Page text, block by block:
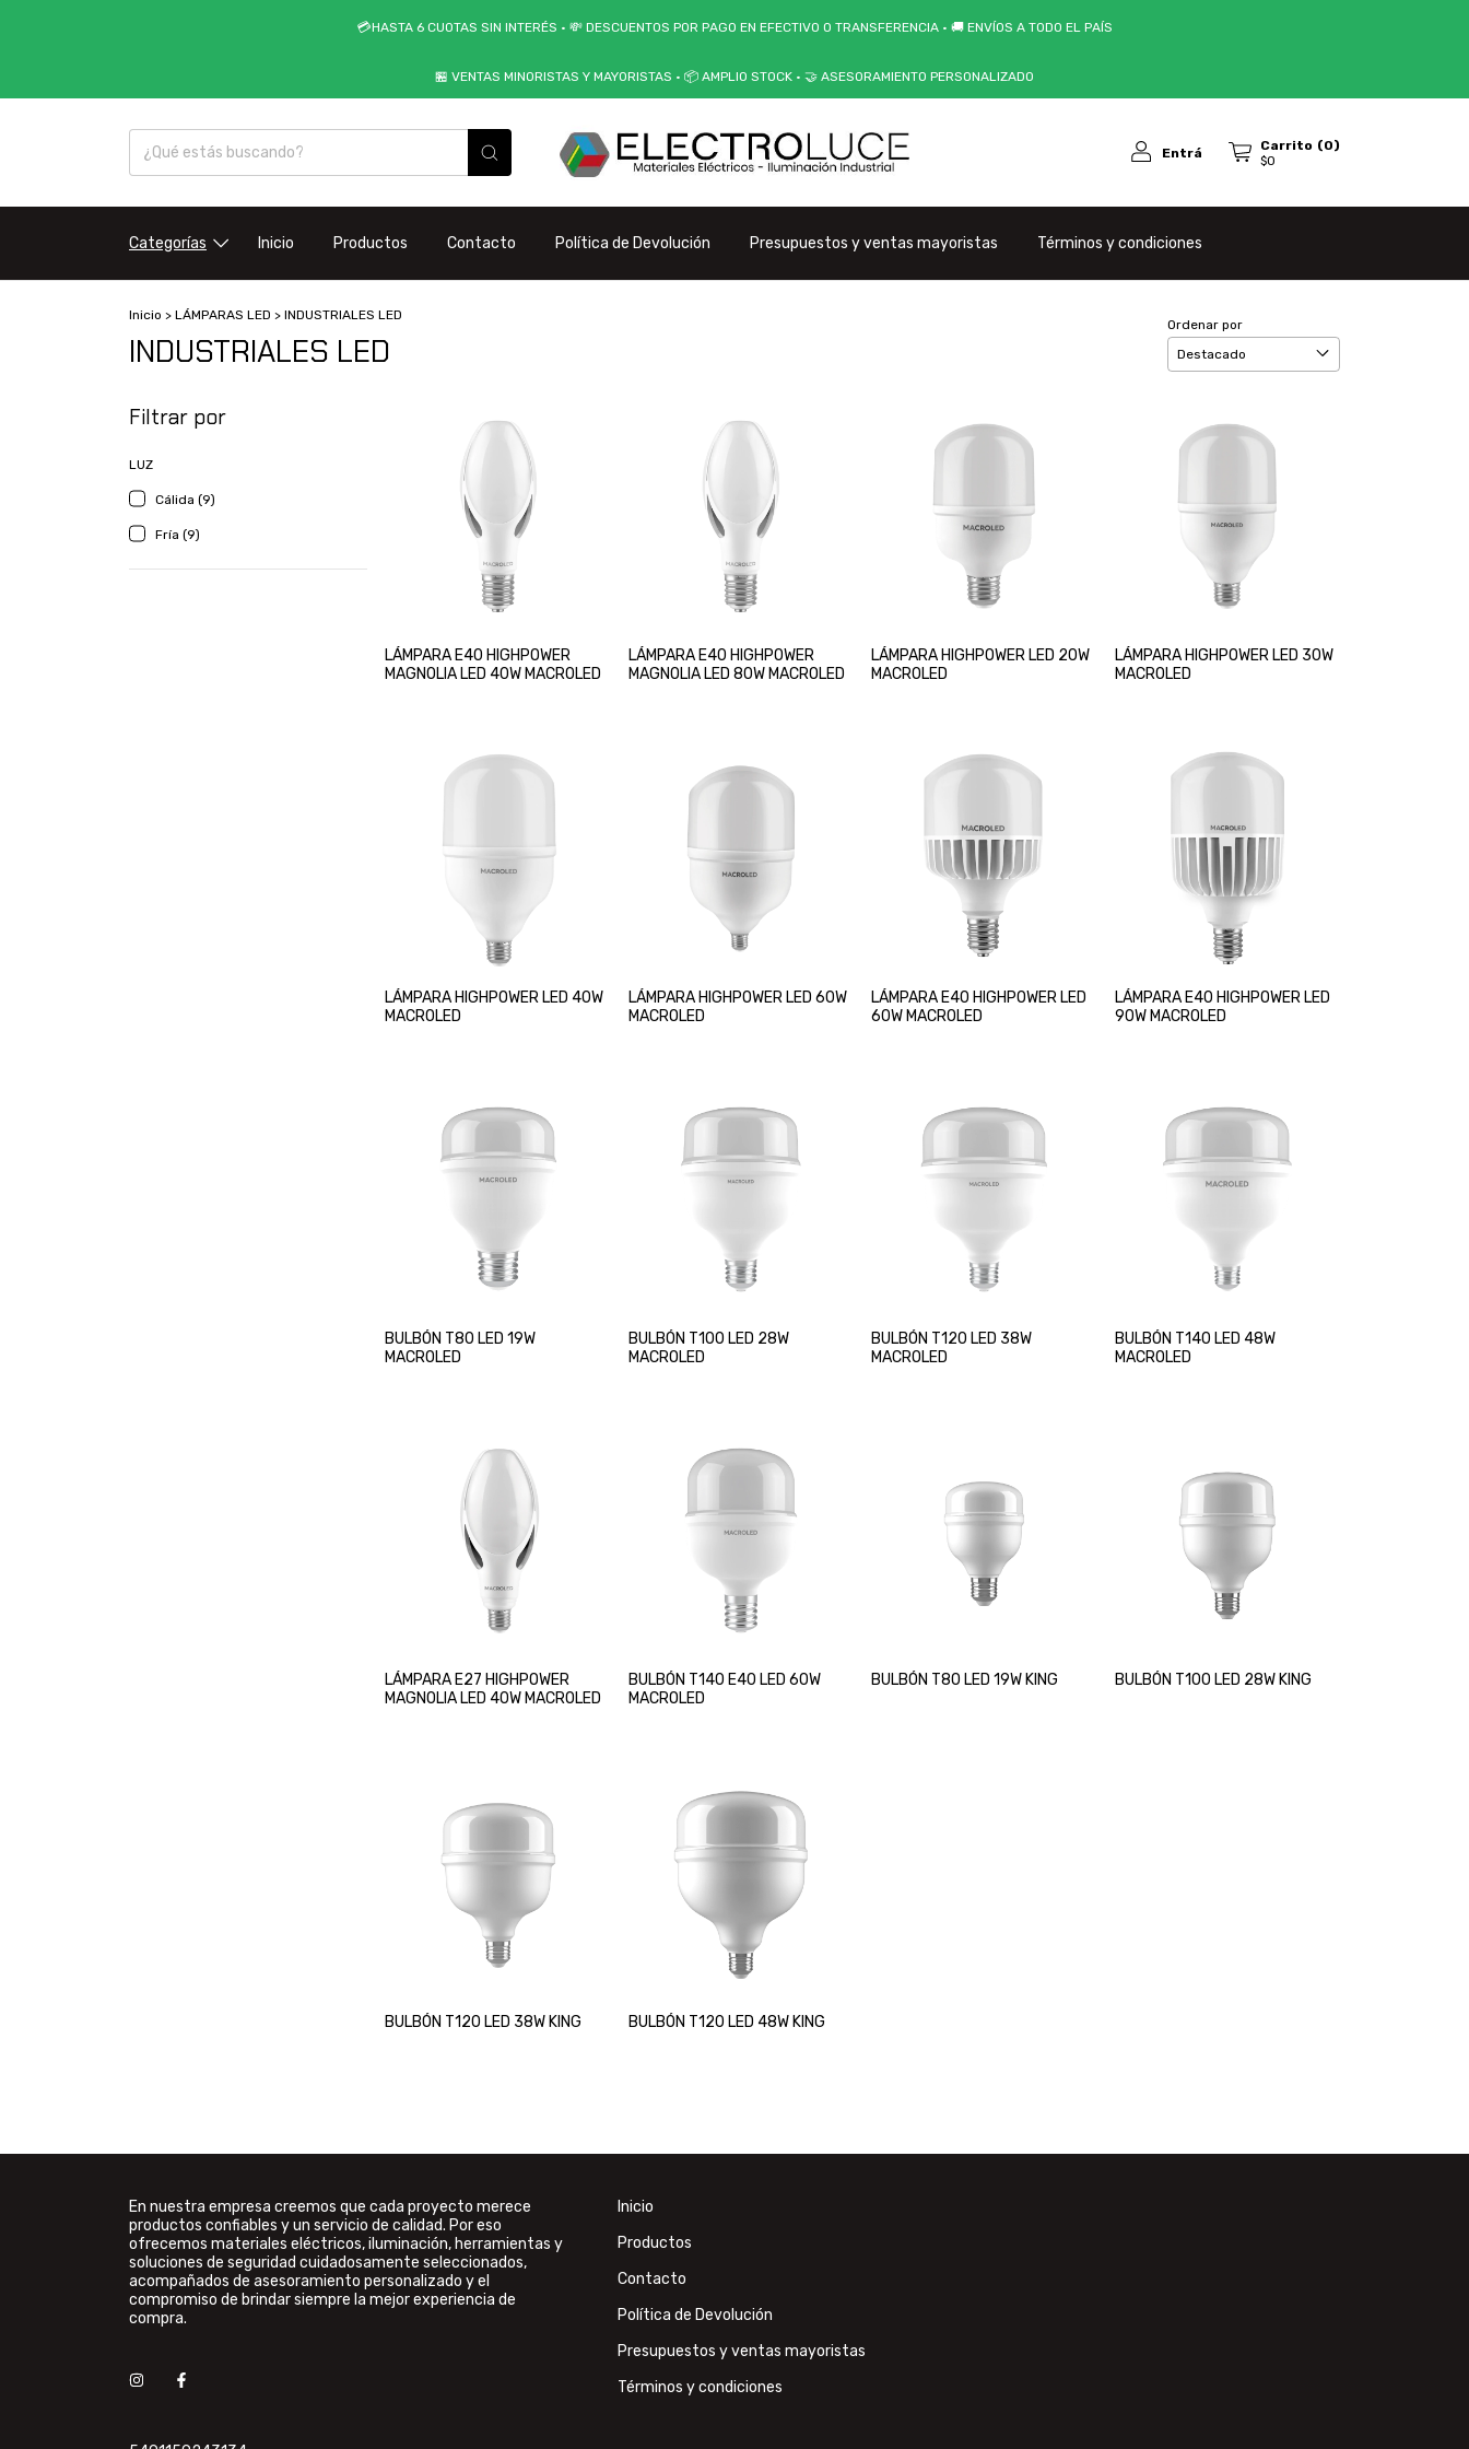
💳HASTA 6 CUOTAS SIN INTERÉS • 💸 DESCUENTOS POR PAGO EN EFECTIVO O TRANSFERENCIA • 🚚 ENVÍOS A TODO EL PAÍS
🏪 VENTAS MINORISTAS Y MAYORISTAS • 📦 AMPLIO STOCK • 🤝 ASESORAMIENTO PERSONALIZADO
Entrá Carrito (0)
$0
Categorías Inicio Productos Contacto Política de Devolución Presupuestos y ventas mayoristas Términos y condiciones
Inicio > LÁMPARAS LED > INDUSTRIALES LED
INDUSTRIALES LED
Ordenar por
Filtrar por
LUZ
Cálida (9)
Fría (9)
LÁMPARA E40 HIGHPOWER
MAGNOLIA LED 40W MACROLED
LÁMPARA E40 HIGHPOWER
MAGNOLIA LED 80W MACROLED
LÁMPARA HIGHPOWER LED 20W
MACROLED
LÁMPARA HIGHPOWER LED 30W
MACROLED
LÁMPARA HIGHPOWER LED 40W
MACROLED
LÁMPARA HIGHPOWER LED 60W
MACROLED
LÁMPARA E40 HIGHPOWER LED
60W MACROLED
LÁMPARA E40 HIGHPOWER LED
90W MACROLED
BULBÓN T80 LED 19W
MACROLED
BULBÓN T100 LED 28W
MACROLED
BULBÓN T120 LED 38W
MACROLED
BULBÓN T140 LED 48W
MACROLED
LÁMPARA E27 HIGHPOWER
MAGNOLIA LED 40W MACROLED
BULBÓN T140 E40 LED 60W
MACROLED
BULBÓN T80 LED 19W KING BULBÓN T100 LED 28W KING
BULBÓN T120 LED 38W KING BULBÓN T120 LED 48W KING
En nuestra empresa creemos que cada proyecto merece
productos confiables y un servicio de calidad. Por eso
ofrecemos materiales eléctricos, iluminación, herramientas y
soluciones de seguridad cuidadosamente seleccionados,
acompañados de asesoramiento personalizado y el
compromiso de brindar siempre la mejor experiencia de
compra.
Inicio
Productos
Contacto
Política de Devolución
Presupuestos y ventas mayoristas
Términos y condiciones